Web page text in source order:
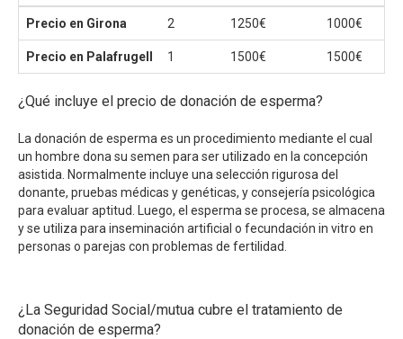
Precio en Girona 2 1250€ 1000€
Precio en Palafrugell 1 1500€ 1500€
¿Qué incluye el precio de donación de esperma?
La donación de esperma es un procedimiento mediante el cual
un hombre dona su semen para ser utilizado en la concepción
asistida. Normalmente incluye una selección rigurosa del
donante, pruebas médicas y genéticas, y consejería psicológica
para evaluar aptitud. Luego, el esperma se procesa, se almacena
y se utiliza para inseminación artificial o fecundación in vitro en
personas o parejas con problemas de fertilidad.
¿La Seguridad Social/mutua cubre el tratamiento de
donación de esperma?